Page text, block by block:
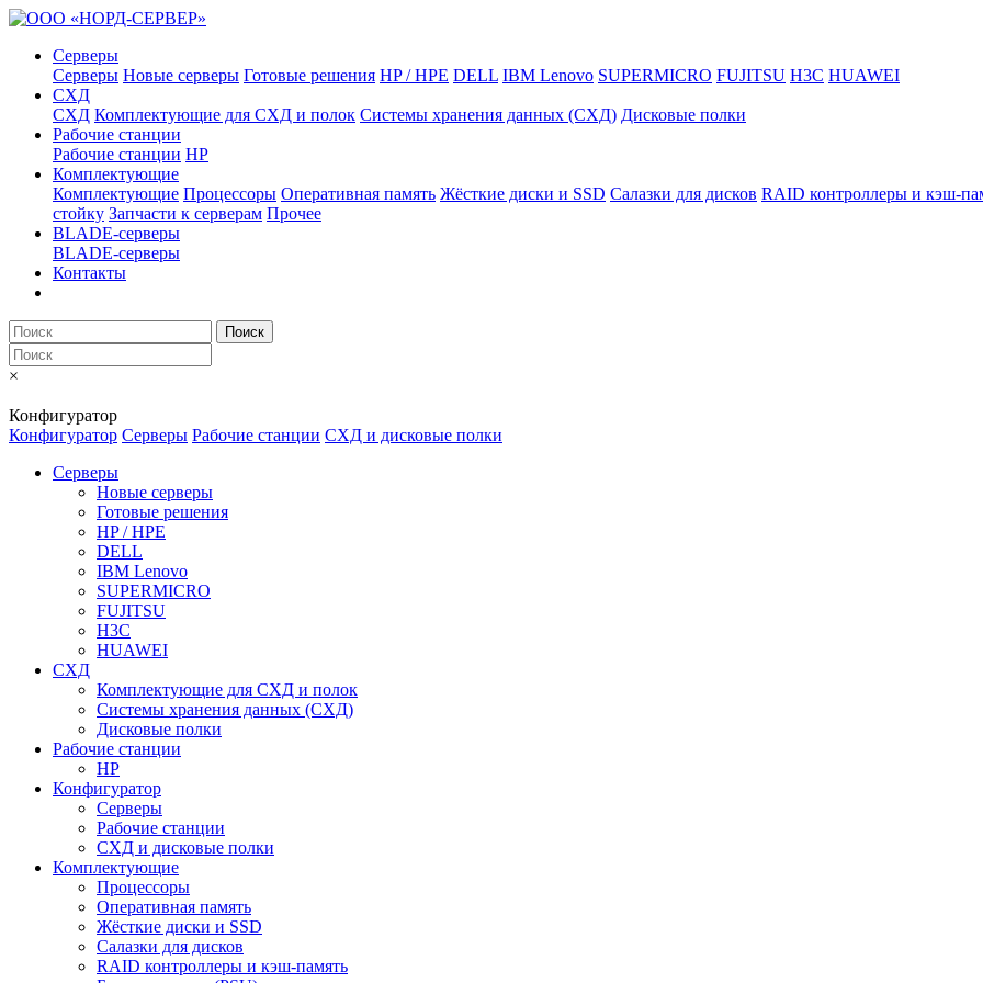
Серверы
Серверы Новые серверы Готовые решения HP / HPE DELL IBM Lenovo SUPERMICRO FUJITSU H3C HUAWEI
СХД
СХД Комплектующие для СХД и полок Системы хранения данных (СХД) Дисковые полки
Рабочие станции
Рабочие станции HP
Комплектующие
Комплектующие Процессоры Оперативная память Жёсткие диски и SSD Салазки для дисков RAID контроллеры и кэш-
стойку Запчасти к серверам Прочее
BLADE-серверы
BLADE-серверы
Контакты
Поиск
×
Конфигуратор
Конфигуратор Серверы Рабочие станции СХД и дисковые полки
Серверы
Новые серверы
Готовые решения
HP / HPE
DELL
IBM Lenovo
SUPERMICRO
FUJITSU
H3C
HUAWEI
СХД
Комплектующие для СХД и полок
Системы хранения данных (СХД)
Дисковые полки
Рабочие станции
HP
Конфигуратор
Серверы
Рабочие станции
СХД и дисковые полки
Комплектующие
Процессоры
Оперативная память
Жёсткие диски и SSD
Салазки для дисков
RAID контроллеры и кэш-память